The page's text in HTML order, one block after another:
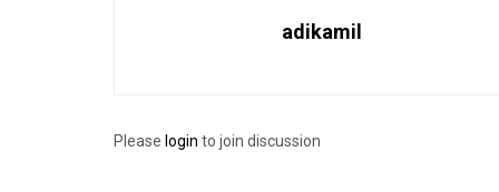
adikamil
Please login to join discussion